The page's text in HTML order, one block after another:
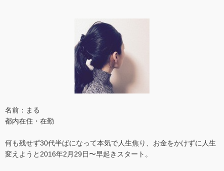
名前：まる
都内在住・在勤
何も残せず30代半ばになって本気で人生焦り、お金をかけずに人生
変えようと2016年2月29日〜早起きスタート。